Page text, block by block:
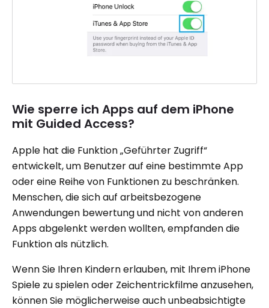
Wie sperre ich Apps auf dem iPhone
mit Guided Access?
Apple hat die Funktion „Geführter Zugriff“
entwickelt, um Benutzer auf eine bestimmte App
oder eine Reihe von Funktionen zu beschränken.
Menschen, die sich auf arbeitsbezogene
Anwendungen bewertung und nicht von anderen
Apps abgelenkt werden wollten, empfanden die
Funktion als nützlich.
Wenn Sie Ihren Kindern erlauben, mit Ihrem iPhone
Spiele zu spielen oder Zeichentrickfilme anzusehen,
können Sie möglicherweise auch unbeabsichtigte